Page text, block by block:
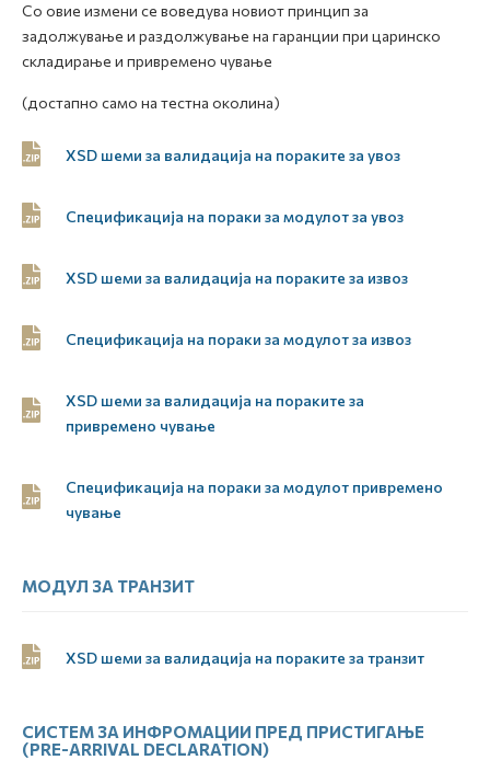
Со овие измени се воведува новиот принцип за
задолжување и раздолжување на гаранции при царинско
складирање и привремено чување
(достапно само на тестна околина)
XSD шеми за валидација на пораките за увоз
Спецификација на пораки за модулот за увоз
XSD шеми за валидација на пораките за извоз
Спецификација на пораки за модулот за извоз
XSD шеми за валидација на пораките за
привремено чување
Спецификација на пораки за модулот привремено
чување
МОДУЛ ЗА ТРАНЗИТ
XSD шеми за валидација на пораките за транзит
СИСТЕМ ЗА ИНФРОМАЦИИ ПРЕД ПРИСТИГАЊЕ
(PRE-ARRIVAL DECLARATION)